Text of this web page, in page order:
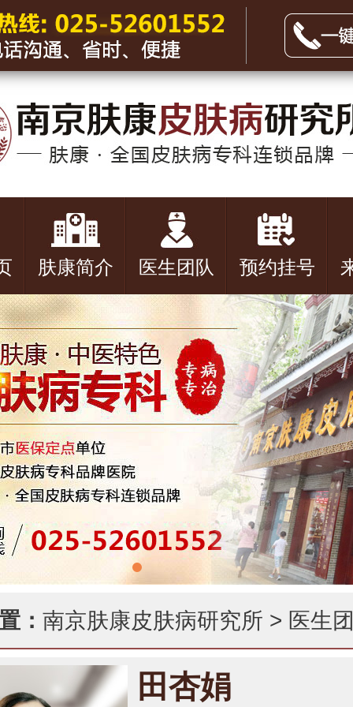
肤康简介 医生团队 预约挂号
： 南京肤康皮肤病研究所 > 医生
田杏娟